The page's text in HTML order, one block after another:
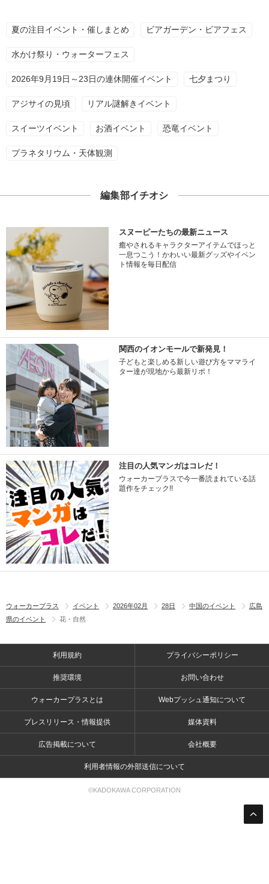
夏の注目イベント・催しまとめ ビアガーデン・ビアフェス
水かけ祭り・ウォーターフェス
2026年9月19日～23日の連休開催イベント 七夕まつり
アジサイの見頃 リアル謎解きイベント
スイーツイベント お酒イベント 恐竜イベント
プラネタリウム・天体観測
編集部イチオシ
スヌーピーたちの最新ニュース
癒やされるキャラクターアイテムでほっと
一息つこう！かわいい最新グッズやイベン
ト情報を毎日配信
関西のイオンモールで新発見！
子どもと楽しめる新しい遊び方をママライ
ター達が現地から最新リポ！
注目の人気マンガはコレだ！
ウォーカープラスで今一番読まれている話
題作をチェック!!
ウォーカープラス イベント 2026年02月 28日 中国のイベント
広島
県のイベント
花・自然
利用規約 プライバシーポリシー
推奨環境 お問い合わせ
ウォーカープラスとは Webプッシュ通知について
プレスリリース・情報提供 媒体資料
広告掲載について 会社概要
利用者情報の外部送信について
©KADOKAWA CORPORATION